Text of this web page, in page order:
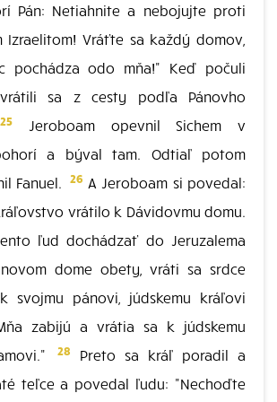
Pán: Netiahnite a nebojujte proti
Izraelitom! Vráťte sa každý domov,
pochádza odo mňa!" Keď počuli
sa z cesty podľa Pánovho
25
Jeroboam opevnil Sichem v
a býval tam. Odtiaľ potom
Fanuel. 26 A Jeroboam si povedal:
vrátilo k Dávidovmu domu.
ľud dochádzať do Jeruzalema
dome obety, vráti sa srdce
svojmu pánovi, júdskemu kráľovi
zabijú a vrátia sa k júdskemu
28
Preto sa kráľ poradil a
teľce a povedal ľudu: "Nechoďte